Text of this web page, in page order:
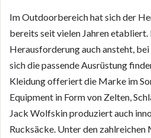
Im Outdoorbereich hat sich der
bereits seit vielen Jahren etabliert.
Herausforderung auch ansteht,
sich die passende Ausrüstung
Kleidung offeriert die Marke im
Equipment in Form von Zelten,
Jack Wolfskin produziert auch
Rucksäcke. Unter den zahlreichen